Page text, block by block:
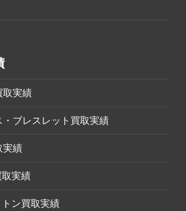
取実績
ブレスレット買取実績
実績
実績
ン買取実績